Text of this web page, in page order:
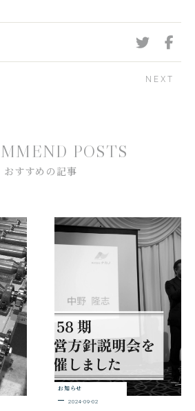
NEXT
MMEND POSTS
おすすめ の 記事
お知らせ
2024-09-02